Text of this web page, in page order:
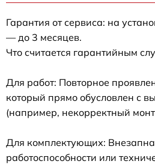
Гарантия от сервиса: на
— до 3 месяцев.
Что считается гарантийным
Для работ: Повторное
который прямо обусловлен с
(например, некорректный
Для комплектующих:
работоспособности или